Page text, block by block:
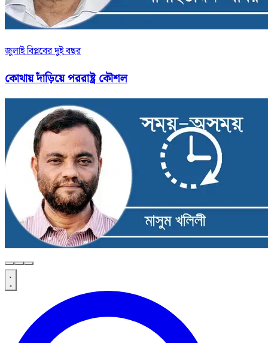
জুলাই বিপ্লবের দুই বছর
কোথায় দাঁড়িয়ে পররাষ্ট্র কৌশল